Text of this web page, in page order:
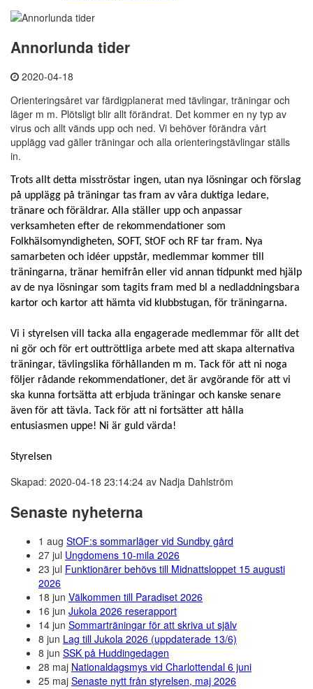
Annorlunda tider
2020-04-18
Orienteringsåret var färdigplanerat med tävlingar, träningar och
läger m m. Plötsligt blir allt förändrat. Det kommer en ny typ av
virus och allt vänds upp och ned. Vi behöver förändra vårt
upplägg vad gäller träningar och alla orienteringstävlingar ställs
in.
Trots allt detta misströstar ingen, utan nya lösningar och förslag
på upplägg på träningar tas fram av våra duktiga ledare,
tränare och föräldrar. Alla ställer upp och anpassar
verksamheten efter de rekommendationer som
Folkhälsomyndigheten, SOFT, StOF och RF tar fram. Nya
samarbeten och idéer uppstår, medlemmar kommer till
träningarna, tränar hemifrån eller vid annan tidpunkt med hjälp
av de nya lösningar som tagits fram med bl a nedladdningsbara
kartor och kartor att hämta vid klubbstugan, för träningarna.
Vi i styrelsen vill tacka alla engagerade medlemmar för allt det
ni gör och för ert outtröttliga arbete med att skapa alternativa
träningar, tävlingslika förhållanden m m. Tack för att ni noga
följer rådande rekommendationer, det är avgörande för att vi
ska kunna fortsätta att erbjuda träningar och kanske senare
även för att tävla. Tack för att ni fortsätter att hålla
entusiasmen uppe! Ni är guld värda!
Styrelsen
Skapad: 2020-04-18 23:14:24 av Nadja Dahlström
Senaste nyheterna
1 aug StOF:s sommarläger vid Sundby gård
27 jul Ungdomens 10-mila 2026
23 jul Funktionärer behövs till Midnattsloppet 15 augusti
2026
18 jun Välkommen till Paradiset 2026
16 jun Jukola 2026 reserapport
14 jun Sommarträningar för att skriva ut själv
8 jun Lag till Jukola 2026 (uppdaterade 13/6)
8 jun SSK på Huddingedagen
28 maj Nationaldagsmys vid Charlottendal 6 juni
25 maj Senaste nytt från styrelsen, maj 2026